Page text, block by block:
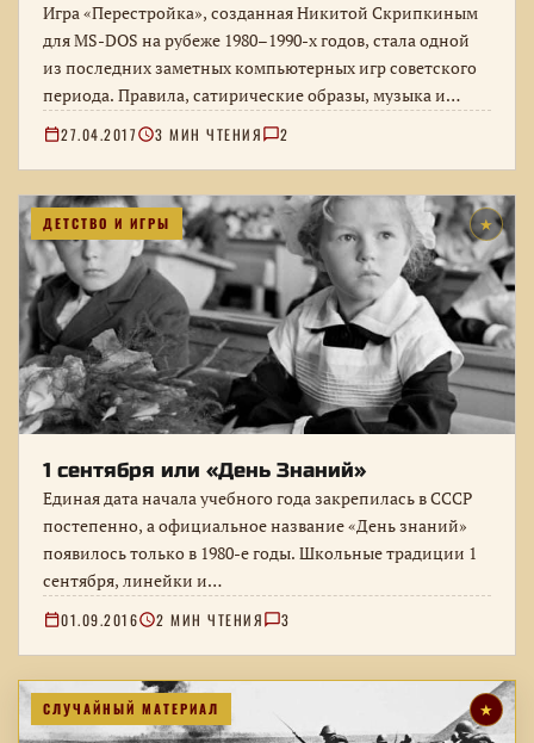
Игра «Перестройка», созданная Никитой Скрипкиным
для MS-DOS на рубеже 1980–1990-х годов, стала одной
из последних заметных компьютерных игр советского
периода. Правила, сатирические образы, музыка и…
27.04.2017 3 МИН ЧТЕНИЯ 2
ДЕТСТВО И ИГРЫ ★
1 сентября или «День Знаний»
Единая дата начала учебного года закрепилась в СССР
постепенно, а официальное название «День знаний»
появилось только в 1980-е годы. Школьные традиции 1
сентября, линейки и…
01.09.2016 2 МИН ЧТЕНИЯ 3
СЛУЧАЙНЫЙ МАТЕРИАЛ ★